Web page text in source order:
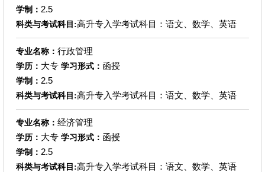
学制： 2.5
科类与考试科目:高升专入学考试科目：语文、数学、英语
专业名称： 行政管理
学历： 大专 学习形式： 函授
学制： 2.5
科类与考试科目:高升专入学考试科目：语文、数学、英语
专业名称： 经济管理
学历： 大专 学习形式： 函授
学制： 2.5
科类与考试科目:高升专入学考试科目：语文、数学、英语